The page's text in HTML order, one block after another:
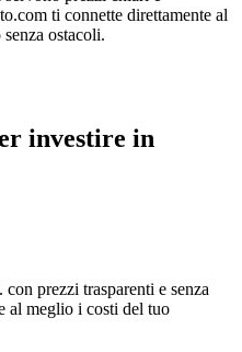
ti connette direttamente al
ostacoli.
investire in
prezzi trasparenti e senza
al meglio i costi del tuo